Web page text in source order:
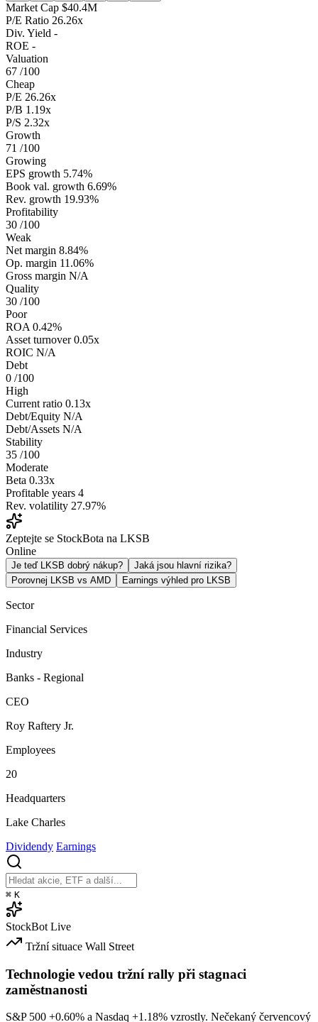
Market Cap $40.4M
P/E Ratio 26.26x
Div. Yield -
ROE -
Valuation
67 /100
Cheap
P/E 26.26x
P/B 1.19x
P/S 2.32x
Growth
71 /100
Growing
EPS growth 5.74%
Book val. growth 6.69%
Rev. growth 19.93%
Profitability
30 /100
Weak
Net margin 8.84%
Op. margin 11.06%
Gross margin N/A
Quality
30 /100
Poor
ROA 0.42%
Asset turnover 0.05x
ROIC N/A
Debt
0 /100
High
Current ratio 0.13x
Debt/Equity N/A
Debt/Assets N/A
Stability
35 /100
Moderate
Beta 0.33x
Profitable years 4
Rev. volatility 27.97%
Zeptejte se StockBota na LKSB
Online
Je teď LKSB dobrý nákup?
Jaká jsou hlavní rizika?
Porovnej LKSB vs AMD
Earnings výhled pro LKSB
Sector
Financial Services
Industry
Banks - Regional
CEO
Roy Raftery Jr.
Employees
20
Headquarters
Lake Charles
Dividendy Earnings
⌘ K
StockBot Live
Tržní situace Wall Street
Technologie vedou tržní rally při stagnaci
zaměstnanosti
S&P 500 +0.60% a Nasdaq +1.18% vzrostly. Nečekaný červencový